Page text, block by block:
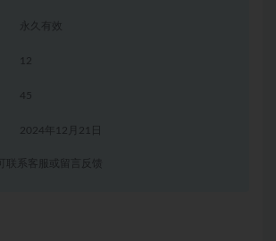
永久有效
12
45
2024年12月21日
联系客服或留言反馈